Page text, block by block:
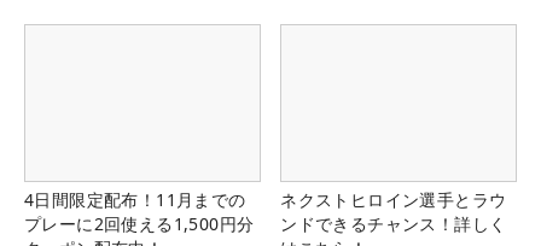
4日間限定配布！11月までの
プレーに2回使える1,500円分
ネクストヒロイン選手とラウ
ンドできるチャンス！詳しく